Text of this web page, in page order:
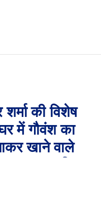
की विशेष
में गौवंश का
खाने वाले
पुलिस